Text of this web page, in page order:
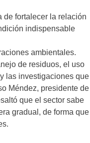
de fortalecer la relación
indispensable
ambientales.
de residuos, el uso
las investigaciones que
Méndez, presidente de
que el sector sabe
gradual, de forma que